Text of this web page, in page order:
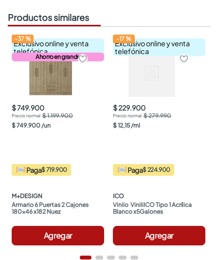
Productos similares
Exclusivo online y venta
telefónica
Ahorro en grande
-37%
$ 749.900
$ 1.199.900
$749.900 /un
Paga$ 719.900
M+DESIGN
Armario 6 Puertas 2 Cajones
180x46 x182 Nuez
Agregar
Exclusivo online y venta
telefónica
-17%
$ 229.900
$ 279.990
$12,15 /ml
Paga$ 224.900
ICO
Vinilo  ViniliICO Tipo 1 Acrílica
Blanco x5Galones
Agregar